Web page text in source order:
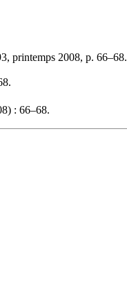
printemps 2008, p. 66–68.
: 66–68.